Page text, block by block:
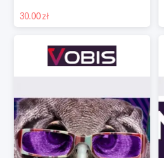
30.00 zł